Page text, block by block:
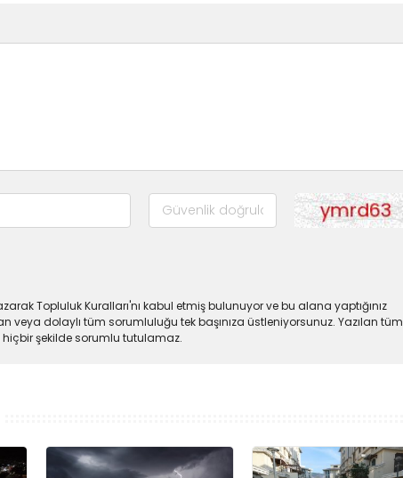
Topluluk Kuralları'nı kabul etmiş bulunuyor ve bu alana yaptığınız
veya dolaylı tüm sorumluluğu tek başınıza üstleniyorsunuz. Yazılan tüm
şekilde sorumlu tutulamaz.